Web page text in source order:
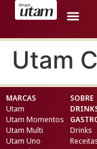
Utam
MARCAS
Utam
Utam Momentos
Utam Multi
Utam Uno
SOBRE
Drinks